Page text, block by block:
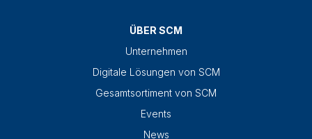
ÜBER SCM
Unternehmen
Digitale Lösungen von SCM
Gesamtsortiment von SCM
Events
News